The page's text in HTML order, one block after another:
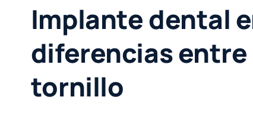
Implante dental
diferencias
tornillo